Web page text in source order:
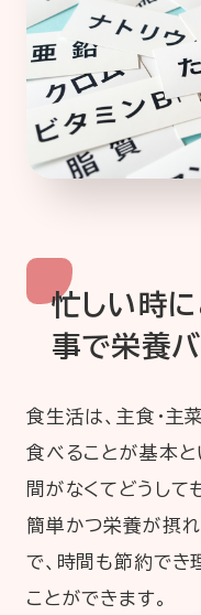
忙しい時
事で栄養
食生活は、主食・主
食べることが基本と
間がなくてどうして
簡単かつ栄養が摂
で、時間も節約でき
ことができます。